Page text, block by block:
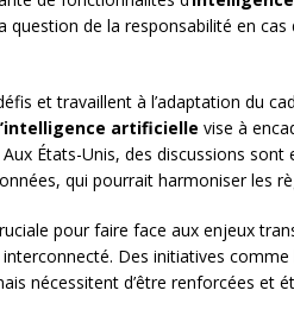
question de la responsabilité en
et travaillent à l’adaptation du
artificielle vise à
États-Unis, des discussions sont
qui pourrait harmoniser les
pour faire face aux enjeux
Des initiatives comme
nécessitent d’être renforcées et